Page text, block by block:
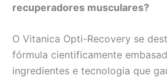
recuperadores musculares?
O Vitanica Opti-Recovery se
fórmula cientificamente
ingredientes e tecnologia que